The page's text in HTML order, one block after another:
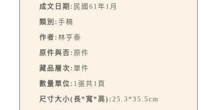
成文日期: 民國61年1月
類別: 手稿
作者: 林亨泰
原件與否: 原件
藏品層次: 單件
數量單位: 1張共1頁
尺寸大小(長*寬*高): 25.3*35.5cm